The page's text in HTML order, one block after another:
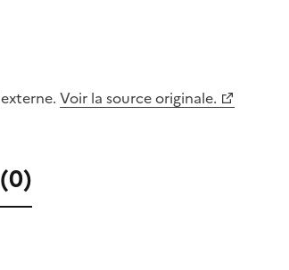
Voir la source originale.
(0)